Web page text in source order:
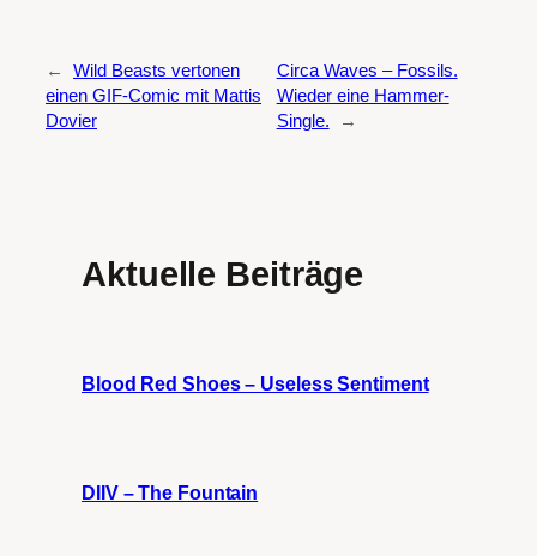
←
Wild Beasts vertonen
einen GIF-Comic mit Mattis
Dovier
Circa Waves – Fossils.
Wieder eine Hammer-
Single.
→
Aktuelle Beiträge
Blood Red Shoes – Useless Sentiment
DIIV – The Fountain